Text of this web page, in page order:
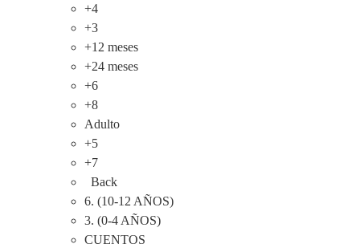
+4
+3
+12 meses
+24 meses
+6
+8
Adulto
+5
+7
Back
6. (10-12 AÑOS)
3. (0-4 AÑOS)
CUENTOS